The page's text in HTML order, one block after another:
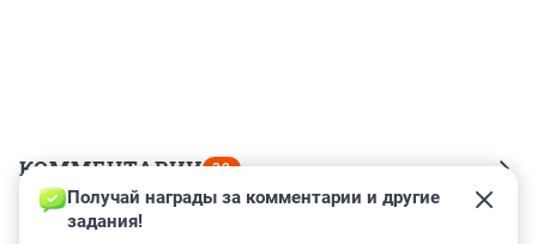
КОММЕНТАРИИ 32
Гость
Получай награды за комментарии и другие
задания!